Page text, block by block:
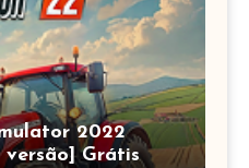
2022
Grátis